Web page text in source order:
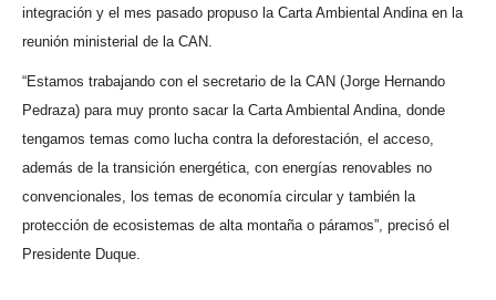
integración y el mes pasado propuso la Carta Ambiental Andina en la
reunión ministerial de la CAN.
“Estamos trabajando con el secretario de la CAN (Jorge Hernando
Pedraza) para muy pronto sacar la Carta Ambiental Andina, donde
tengamos temas como lucha contra la deforestación, el acceso,
además de la transición energética, con energías renovables no
convencionales, los temas de economía circular y también la
protección de ecosistemas de alta montaña o páramos”, precisó el
Presidente Duque.